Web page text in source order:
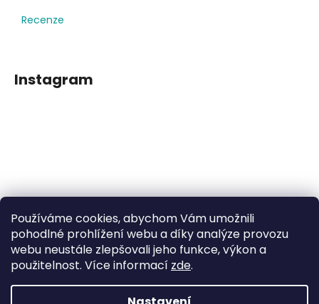
Používáme cookies, abychom Vám umožnili
pohodlné prohlížení webu a díky analýze provozu
webu neustále zlepšovali jeho funkce, výkon a
použitelnost. Více informací zde.
Recenze
Instagram
Sledovat na Instagramu
Facebook